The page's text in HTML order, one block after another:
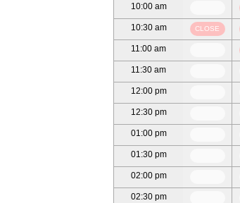
10:00 am
10:30 am
11:00 am
11:30 am
12:00 pm
12:30 pm
01:00 pm
01:30 pm
02:00 pm
02:30 pm
CLOSE